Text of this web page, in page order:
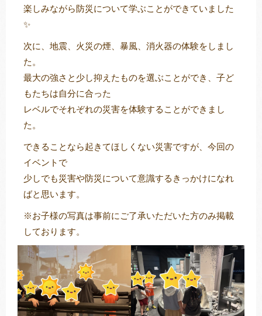
楽しみながら防災について学ぶことができていました
✨
次に、地震、火災の煙、暴風、消火器の体験をしまし
た。
最大の強さと少し抑えたものを選ぶことができ、子ど
もたちは自分に合った
レベルでそれぞれの災害を体験することができまし
た。
できることなら起きてほしくない災害ですが、今回の
イベントで
少しでも災害や防災について意識するきっかけになれ
ばと思います。
※お子様の写真は事前にご了承いただいた方のみ掲載
しております。